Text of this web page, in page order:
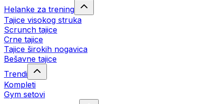
Helanke za trening
Tajice visokog struka
Scrunch tajice
Crne tajice
Tajice širokih nogavica
Bešavne tajice
Trendi
Kompleti
Gym setovi